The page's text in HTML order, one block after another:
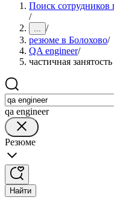
Поиск сотрудников
/
... /
резюме в Болохово/
QA engineer/
частичная занятость
qa engineer
Резюме
Найти